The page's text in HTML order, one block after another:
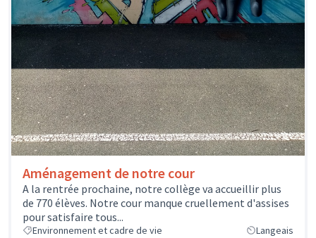
Aménagement de notre cour
A la rentrée prochaine, notre collège va accueillir plus
de 770 élèves. Notre cour manque cruellement d'assises
pour satisfaire tous...
Environnement et cadre de vie Langeais